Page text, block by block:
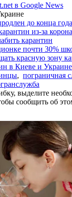
в Google News
до конца года
из-за
карантин
почти 30%
красную зону
в Киеве и Украине
, пограничная
выделите
сообщить об